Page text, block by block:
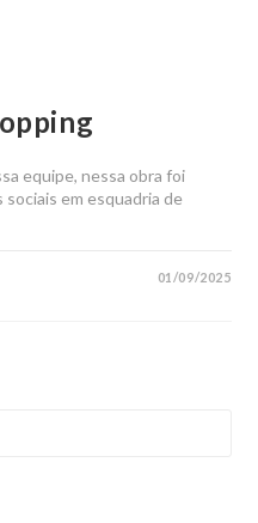
equipe, nessa obra foi
em esquadria de
01/09/2025